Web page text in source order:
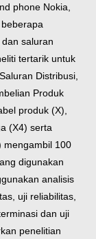
phone Nokia,
saluran
tertarik untuk
Distribusi,
Produk
produk (X),
(X4) serta
mengambil 100
digunakan
analisis
uji reliabilitas,
dan uji
penelitian